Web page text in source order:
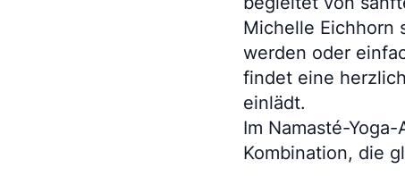
Michelle Eichhorn
werden oder
findet eine
einlädt.
Im Namasté-
Kombination, die